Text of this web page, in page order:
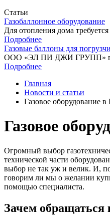
Статьи
Газобаллонное оборудование
Для отопления дома
Подробнее
Газовые баллоны для
ООО «ЭЛ ПИ ДЖИ ГРУПП»
Подробнее
Главная
Новости и статьи
Газовое оборудование в
Газовое
Огромный выбор
технической части
выбор не так уж и велик. И,
говорим ли мы о желании
помощью специалиста.
Зачем обращаться